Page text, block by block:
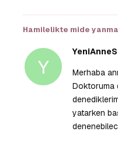
Hamilelikte mide
Y
Merhaba
Doktoruma
yatarken